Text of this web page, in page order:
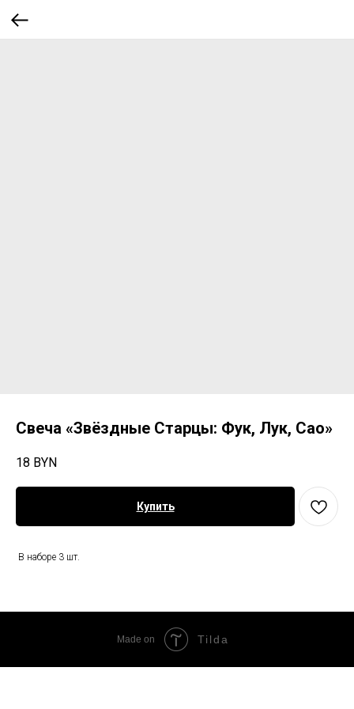
Свеча «Звёздные Старцы: Фук, Лук, Сао»
18 BYN
Купить
В наборе 3 шт.
Made on Tilda